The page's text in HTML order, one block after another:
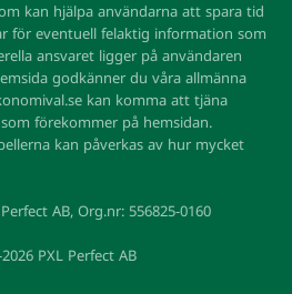
kan hjälpa användarna att spara tid
för eventuell felaktig information som
ansvaret ligger på användaren
godkänner du våra allmänna
kan komma att tjäna
förekommer på hemsidan.
kan påverkas av hur mycket
AB, Org.nr: 556825-0160
PXL Perfect AB